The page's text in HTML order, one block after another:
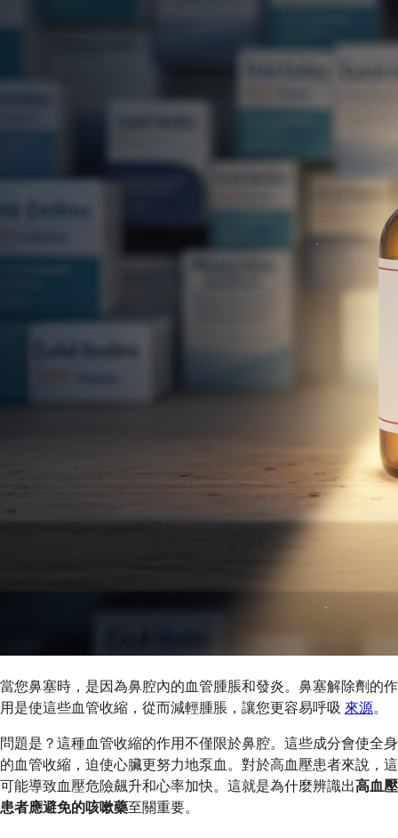
當您鼻塞時，是因為鼻腔內的血管腫脹和發炎。鼻塞解除劑的作
用是使這些血管收縮，從而減輕腫脹，讓您更容易呼吸 來源。
問題是？這種血管收縮的作用不僅限於鼻腔。這些成分會使全身
的血管收縮，迫使心臟更努力地泵血。對於高血壓患者來說，這
可能導致血壓危險飆升和心率加快。這就是為什麼辨識出高血壓
患者應避免的咳嗽藥至關重要。